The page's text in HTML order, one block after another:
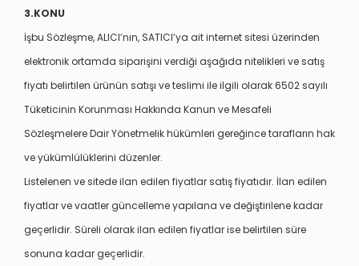
3.KONU
İşbu Sözleşme, ALICI’nın, SATICI’ya ait internet sitesi üzerinden
elektronik ortamda siparişini verdiği aşağıda nitelikleri ve satış
fiyatı belirtilen ürünün satışı ve teslimi ile ilgili olarak 6502 sayılı
Tüketicinin Korunması Hakkında Kanun ve Mesafeli
Sözleşmelere Dair Yönetmelik hükümleri gereğince tarafların hak
ve yükümlülüklerini düzenler.
Listelenen ve sitede ilan edilen fiyatlar satış fiyatıdır. İlan edilen
fiyatlar ve vaatler güncelleme yapılana ve değiştirilene kadar
geçerlidir. Süreli olarak ilan edilen fiyatlar ise belirtilen süre
sonuna kadar geçerlidir.